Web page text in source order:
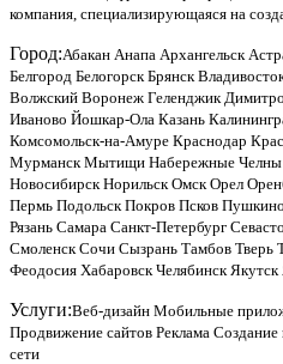
компания, специализирующаяся на
Город:Абакан Анапа Архангельск
Белгород Белогорск Брянск
Волжский Воронеж Геленджик
Иваново Йошкар-Ола Казань
Комсомольск-на-Амуре Краснодар
Мурманск Мытищи Набережные Челны
Новосибирск Норильск Омск Орел
Пермь Подольск Покров Псков Пушкино
Рязань Самара Санкт-Петербург
Смоленск Сочи Сызрань Тамбов Тверь
Феодосия Хабаровск Челябинск Якутск
Услуги:Веб-дизайн Мобильные
Продвижение сайтов Реклама Создание
сети